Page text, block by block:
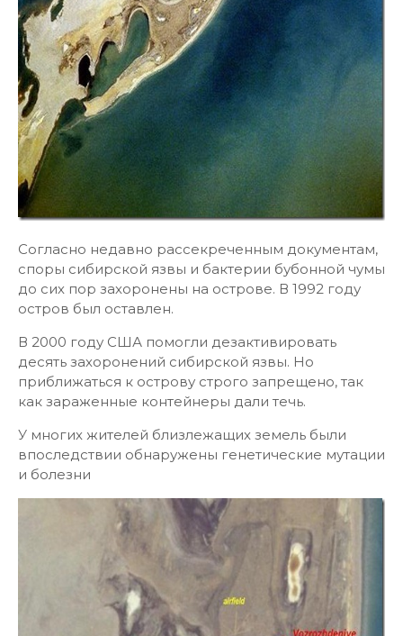
Согласно недавно рассекреченным документам,
споры сибирской язвы и бактерии бубонной чумы
до сих пор захоронены на острове. В 1992 году
остров был оставлен.
В 2000 году США помогли дезактивировать
десять захоронений сибирской язвы. Но
приближаться к острову строго запрещено, так
как зараженные контейнеры дали течь.
У многих жителей близлежащих земель были
впоследствии обнаружены генетические мутации
и болезни